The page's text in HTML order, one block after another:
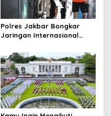
Polres Jakbar Bongkar
Jaringan Internasional
Narkoba, 7 Tersangka
Diringkus dan Barang Bukti
1,1 Ton Rp119 Miliar
Dimusnahkan